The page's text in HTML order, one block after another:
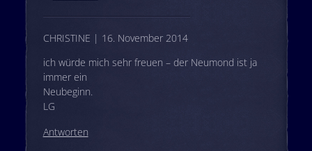
CHRISTINE | 16. November 2014
ich würde mich sehr freuen – der Neumond ist ja
immer ein
Neubeginn.
LG
Antworten